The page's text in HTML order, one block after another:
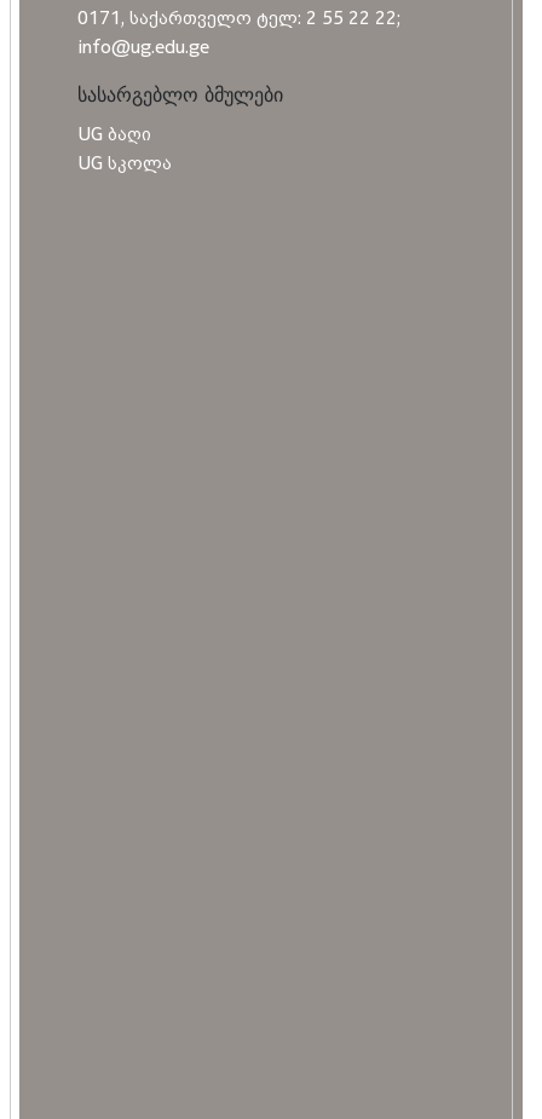
0171, საქართველო ტელ: 2 55 22 22;
info@ug.edu.ge
სასარგებლო ბმულები
UG ბაღი
UG სკოლა